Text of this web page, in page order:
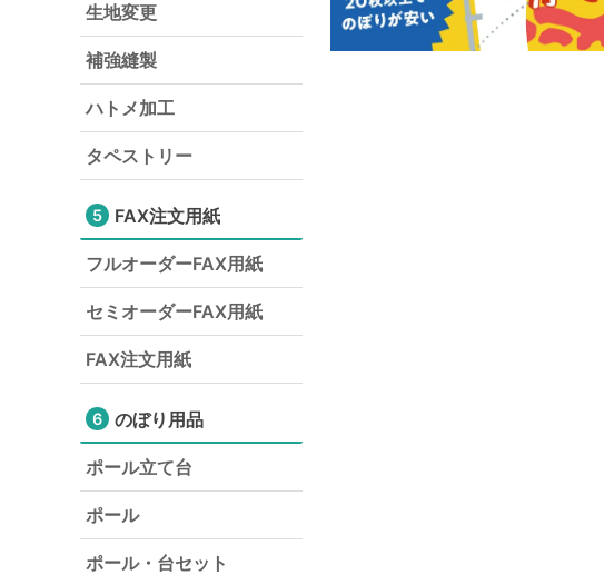
生地変更
補強縫製
ハトメ加工
タペストリー
5 FAX注文用紙
フルオーダーFAX用紙
セミオーダーFAX用紙
FAX注文用紙
6 のぼり用品
ポール立て台
ポール
ポール・台セット